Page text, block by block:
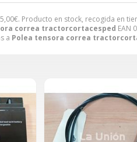
€. Producto en stock, recogida en
correa tractorcortacesped EAN
a Polea tensora correa